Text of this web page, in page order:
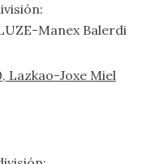
Manex Balerdi
Lazkao-Joxe Miel